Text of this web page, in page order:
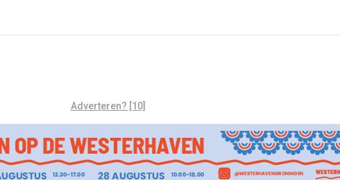
Adverteren? [10]